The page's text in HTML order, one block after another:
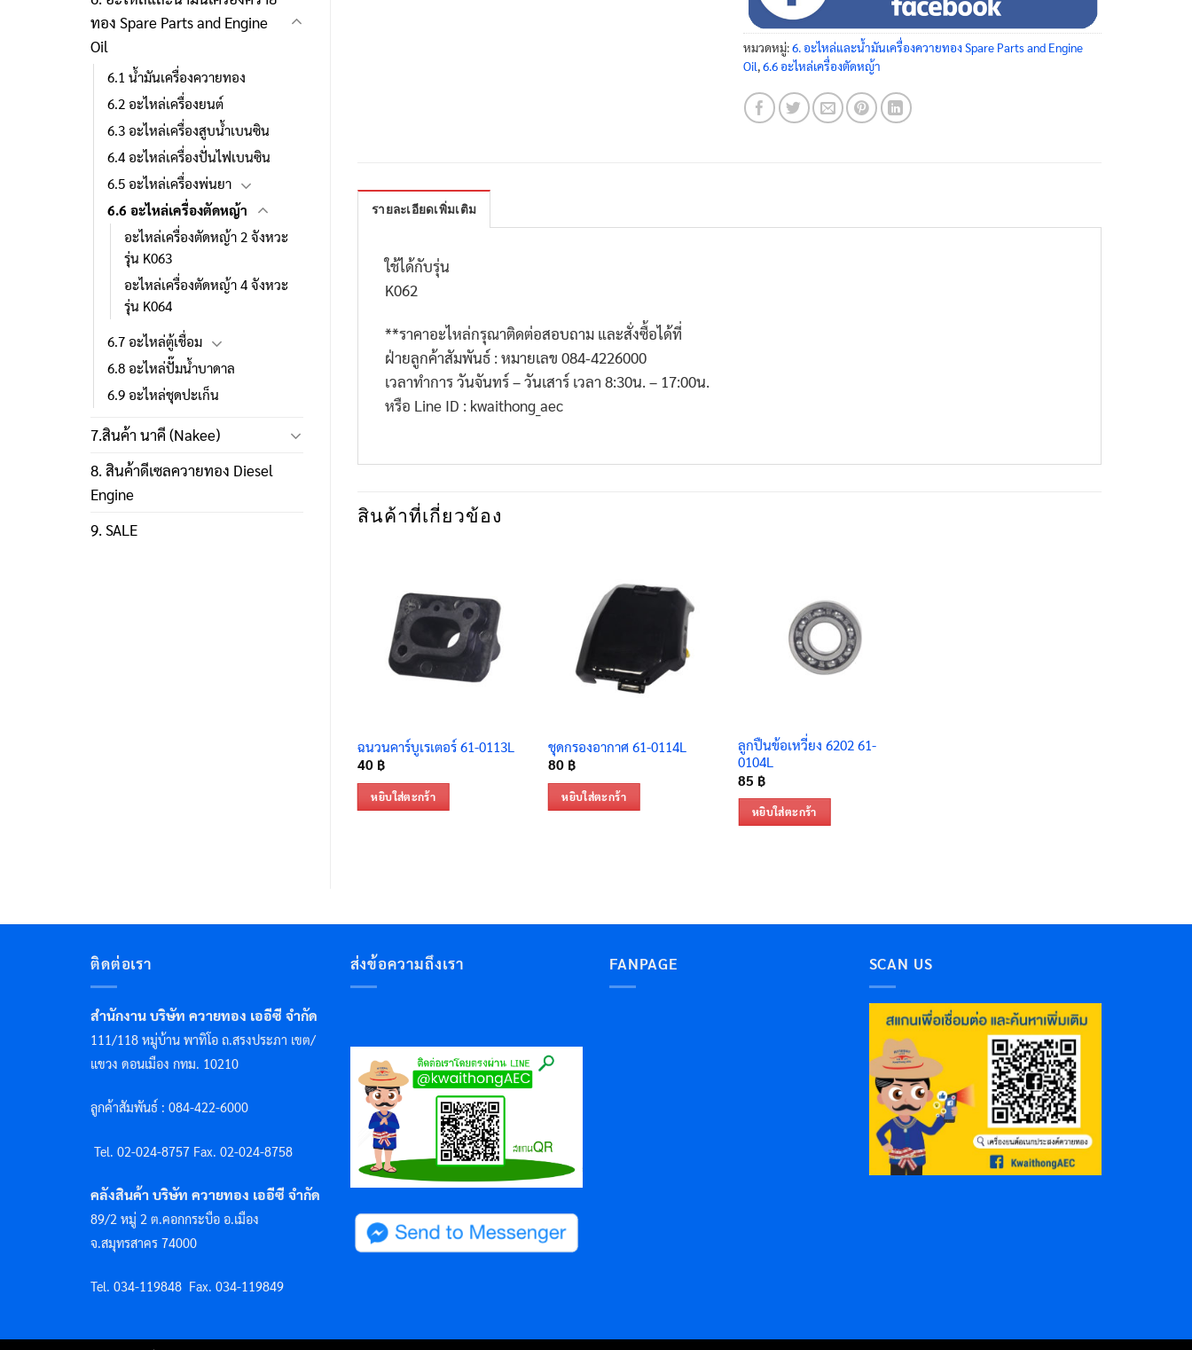
ทอง Spare Parts and Engine
Oil
6.1 น้ำมันเครื่องควายทอง
6.2 อะไหล่เครื่องยนต์
6.3 อะไหล่เครื่องสูบน้ำเบนซิน
6.4 อะไหล่เครื่องปั่นไฟเบนซิน
6.5 อะไหล่เครื่องพ่นยา
6.6 อะไหล่เครื่องตัดหญ้า
อะไหล่เครื่องตัดหญ้า 2 จังหวะ
รุ่น K063
อะไหล่เครื่องตัดหญ้า 4 จังหวะ
รุ่น K064
6.7 อะไหล่ตู้เชื่อม
6.8 อะไหล่ปั๊มน้ำบาดาล
6.9 อะไหล่ชุดปะเก็น
7.สินค้า นาคี (Nakee)
8. สินค้าดีเซลควายทอง Diesel
Engine
9. SALE
หมวดหมู่:6. อะไหล่และน้ำมันเครื่องควายทอง Spare Parts and Engine
Oil,6.6 อะไหล่เครื่องตัดหญ้า
รายละเอียดเพิ่มเติม
ใช้ได้กับรุ่น
K062
**ราคาอะไหล่กรุณาติดต่อสอบถาม และสั่งซื้อได้ที่
ฝ่ายลูกค้าสัมพันธ์ : หมายเลข 084-4226000
เวลาทำการ วันจันทร์ – วันเสาร์ เวลา 8:30น. – 17:00น.
หรือ Line ID : kwaithong_aec
สินค้าที่เกี่ยวข้อง
ฉนวนคาร์บูเรเตอร์ 61-0113L
40 ฿
หยิบใส่ตะกร้า
ชุดกรองอากาศ 61-0114L
80 ฿
หยิบใส่ตะกร้า
ลูกปืนข้อเหวี่ยง 6202 61-
0104L
85 ฿
หยิบใส่ตะกร้า
ติดต่อเรา
สำนักงาน บริษัท ควายทอง เออีซี จำกัด
111/118 หมู่บ้าน พาทิโอ ถ.สรงประภา เขต/
แขวง ดอนเมือง กทม. 10210
ลูกค้าสัมพันธ์ : 084-422-6000
Tel. 02-024-8757 Fax. 02-024-8758
คลังสินค้า บริษัท ควายทอง เออีซี จำกัด
89/2 หมู่ 2 ต.คอกกระบือ อ.เมือง
จ.สมุทรสาคร 74000
Tel. 034-119848 Fax. 034-119849
ส่งข้อความถึงเรา FANPAGE SCAN US